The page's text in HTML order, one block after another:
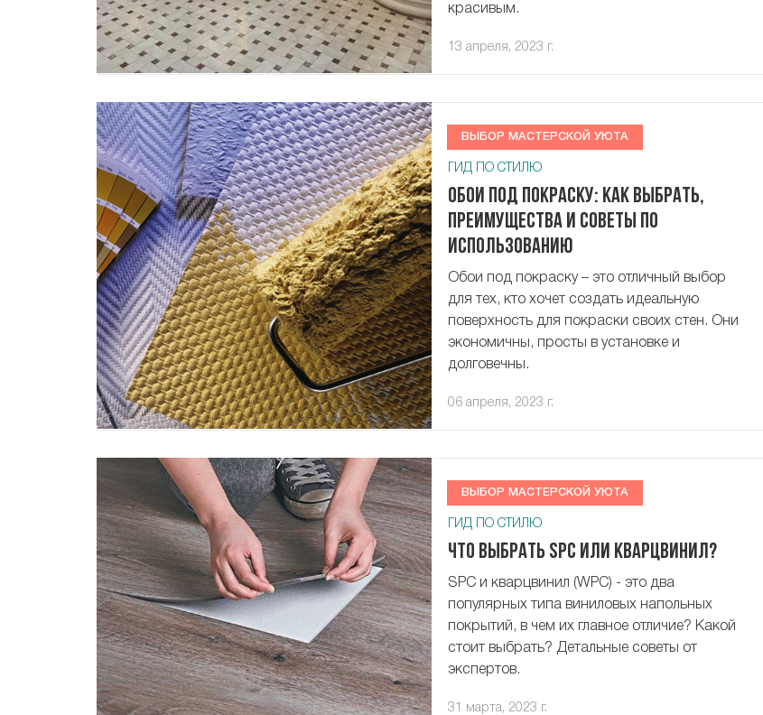
красивым.
13 апреля, 2023 г.
ВЫБОР МАСТЕРСКОЙ УЮТА
ГИД ПО СТИЛЮ
Обои под покраску: как выбрать,
преимущества и советы по
использованию
Обои под покраску – это отличный выбор
для тех, кто хочет создать идеальную
поверхность для покраски своих стен. Они
экономичны, просты в установке и
долговечны.
06 апреля, 2023 г.
ВЫБОР МАСТЕРСКОЙ УЮТА
ГИД ПО СТИЛЮ
Что выбрать SPC или кварцвинил?
SPC и кварцвинил (WPC) - это два
популярных типа виниловых напольных
покрытий, в чем их главное отличие? Какой
стоит выбрать? Детальные советы от
экспертов.
31 марта, 2023 г.